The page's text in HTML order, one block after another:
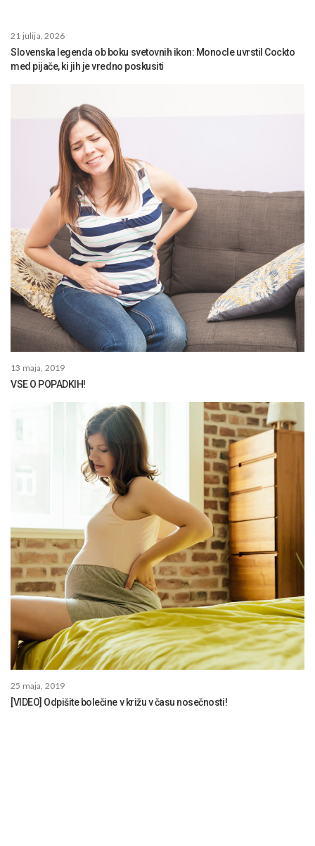
21 julija, 2026
Slovenska legenda ob boku svetovnih ikon: Monocle uvrstil Cockto
med pijače, ki jih je vredno poskusiti
13 maja, 2019
VSE O POPADKIH!
25 maja, 2019
[VIDEO] Odpišite bolečine v križu v času nosečnosti!